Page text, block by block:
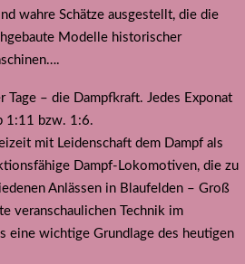
wahre Schätze ausgestellt, die die
Modelle historischer
– die Dampfkraft. Jedes Exponat
1:11 bzw. 1:6.
mit Leidenschaft dem Dampf als
Dampf-Lokomotiven, die zu
Anlässen in Blaufelden – Groß
veranschaulichen Technik im
eine wichtige Grundlage des heutigen